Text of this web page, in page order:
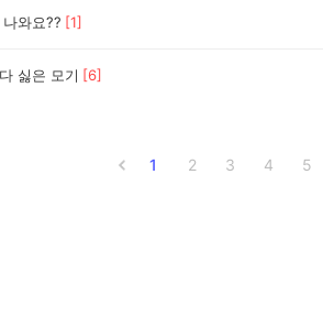
와요?? [1]
싫은 모기 [6]
1 2 3 4 5